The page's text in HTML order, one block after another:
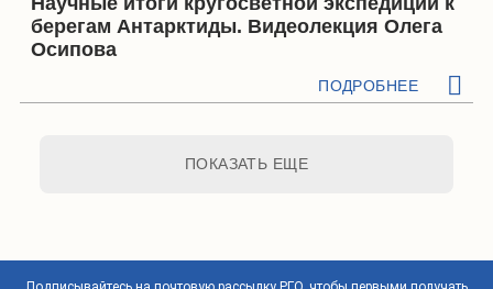
берегам Антарктиды. Видеолекция Олега
Осипова
ПОДРОБНЕЕ
ПОКАЗАТЬ ЕЩЕ